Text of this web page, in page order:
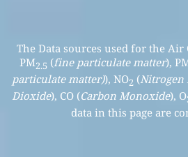
The Data sources used for the
PM2.5 (fine particulate matter),
particulate matter)), NO2 (Nitrogen
Dioxide), CO (Carbon Monoxide), O
data in this page are